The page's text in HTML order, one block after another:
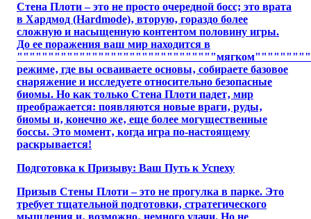
Стена Плоти – это не просто очередной босс; это врата
в Хардмод (Hardmode)‚ вторую‚ гораздо более
сложную и насыщенную контентом половину игры.
До ее поражения ваш мир находится в
режиме‚ где вы осваиваете основы‚ собираете базовое
снаряжение и исследуете относительно безопасные
биомы. Но как только Стена Плоти падет‚ мир
преображается: появляются новые враги‚ руды‚
биомы и‚ конечно же‚ еще более могущественные
боссы. Это момент‚ когда игра по-настоящему
раскрывается!
Подготовка к Призыву: Ваш Путь к Успеху
Призыв Стены Плоти – это не прогулка в парке. Это
требует тщательной подготовки‚ стратегического